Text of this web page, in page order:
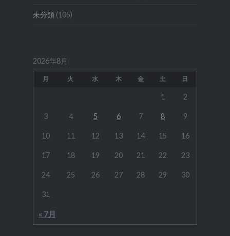
未分類 (105)
2026年8月
月 火 水 木 金 土 日
« 7月
1 2
3 4 5 6 7 8 9
10 11 12 13 14 15 16
17 18 19 20 21 22 23
24 25 26 27 28 29 30
31